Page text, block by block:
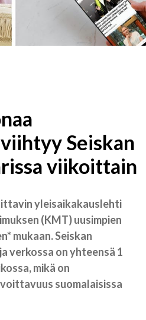
Seiskan
viikoittain
yleisaikakauslehti
(KMT) uusimpien
mukaan. Seiskan
verkossa on yhteensä 1
mikä on
suomalaisissa